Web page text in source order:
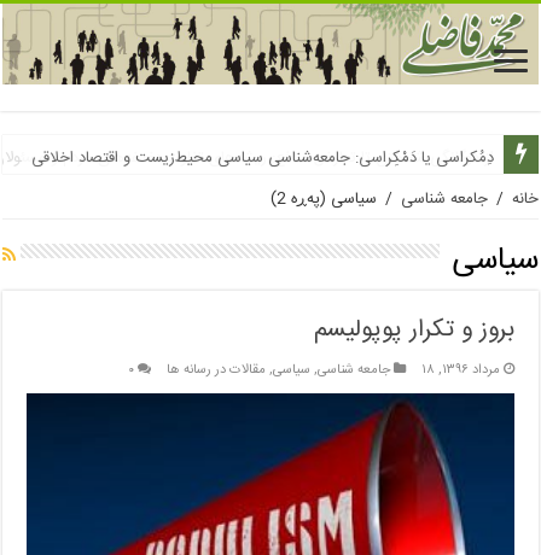
دِمُکراسی یا دَمْکِراسی: جامعه‌شناسی سیاسی محیط‌زیست و اقتصاد اخلاقی
از دوگانگی شناختی تا تعارض منافع: ریشه‌های تفاوت دغدغه‌های مردم و
خانه / جامعه شناسی / سیاسی (پەڕە 2)
سیاسی
بروز و تکرار پوپولیسم
مرداد ۱۳۹۶, ۱۸ جامعه شناسی, سیاسی, مقالات در رسانه ها ۰